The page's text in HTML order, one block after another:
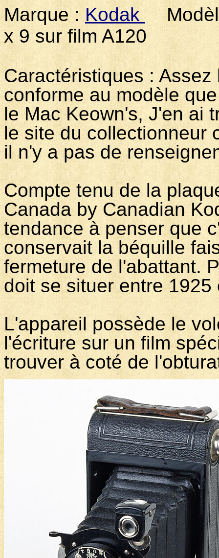
Marque : Kodak
x 9 sur film A120
Caractéristiques :
conforme au modèle
le Mac Keown's, J'en ai
le site du collectionneur
il n'y a pas de
Compte tenu de la
Canada by Canadian
tendance à penser que
conservait la béquille
fermeture de l'abattant.
doit se situer entre
L'appareil possède le
l'écriture sur un film
trouver à coté de